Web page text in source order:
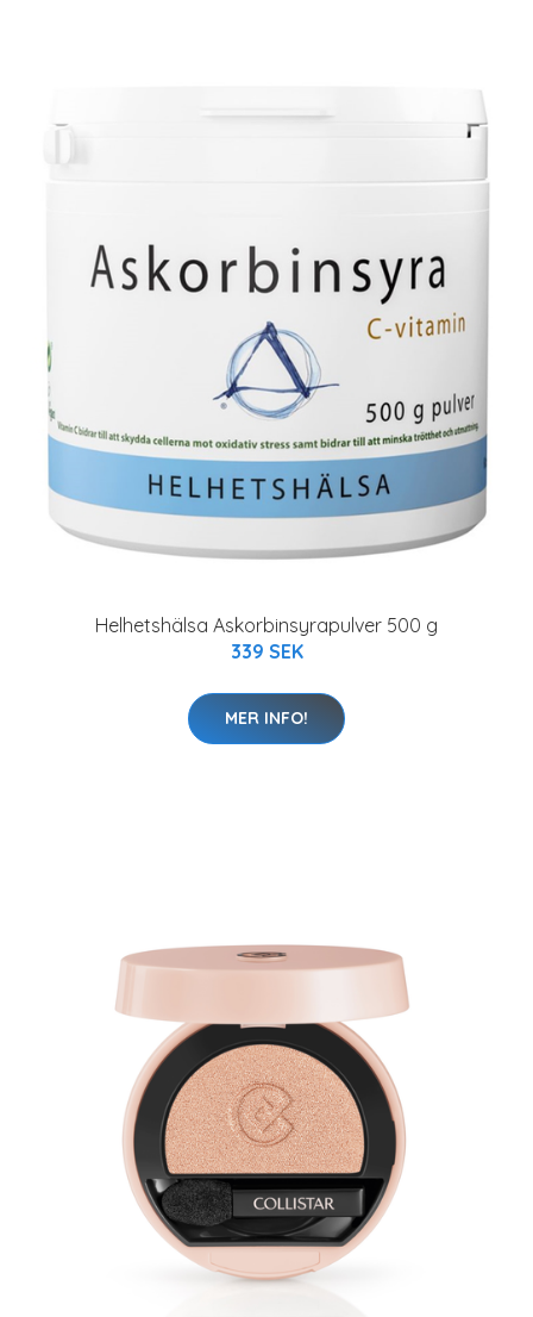
Helhetshälsa Askorbinsyrapulver 500 g
339 SEK
MER INFO!